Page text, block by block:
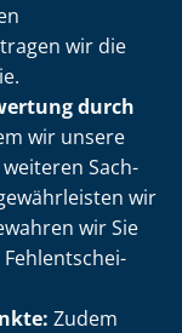
wir die
durch
wir unsere
Sach­
wir
wir Sie
Fehl­ent­schei­
Zudem